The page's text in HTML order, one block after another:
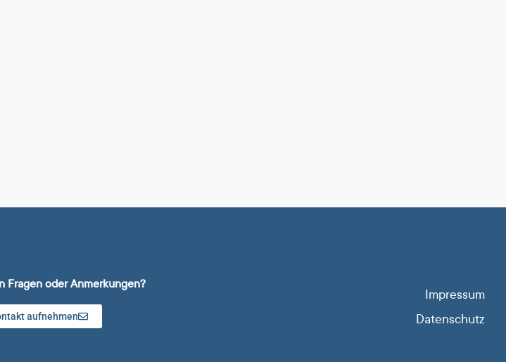
Fragen oder Anmerkungen?
aufnehmen
Impressum
Datenschutz